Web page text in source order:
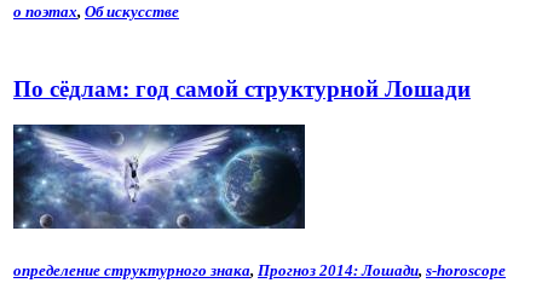
о поэтах, Об искусстве
По сёдлам: год самой структурной Лошади
определение структурного знака, Прогноз 2014: Лошади, s-horoscope